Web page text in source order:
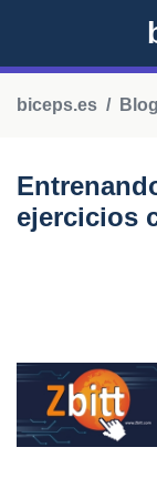
biceps.es Blog
ejercicios